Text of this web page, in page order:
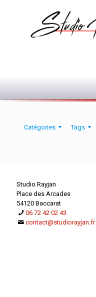
Catégories Tags
Studio Rayjan
Place des Arcades
54120 Baccarat
06 72 42 02 43
contact@studiorayjan.fr